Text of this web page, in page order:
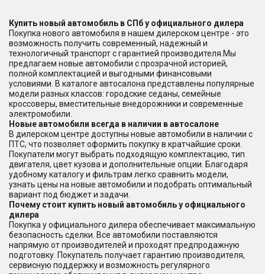
Купить новый автомобиль в СПб у официального дилера
Покупка нового автомобиля в нашем дилерском центре - это
возможность получить современный, надежный и
технологичный транспорт с гарантией производителя.Мы
предлагаем новые автомобили с прозрачной историей,
полной комплектацией и выгодными финансовыми
условиями. В каталоге автосалона представлены популярные
модели разных классов: городские седаны, семейные
кроссоверы, вместительные внедорожники и современные
электромобили.
Новые автомобили всегда в наличии в автосалоне
В дилерском центре доступны новые автомобили в наличии с
ПТС, что позволяет оформить покупку в кратчайшие сроки.
Покупатели могут выбрать подходящую комплектацию, тип
двигателя, цвет кузова и дополнительные опции. Благодаря
удобному каталогу и фильтрам легко сравнить модели,
узнать цены на новые автомобили и подобрать оптимальный
вариант под бюджет и задачи.
Почему стоит купить новый автомобиль у официального
дилера
Покупка у официального дилера обеспечивает максимальную
безопасность сделки. Все автомобили поставляются
напрямую от производителей и проходят предпродажную
подготовку. Покупатель получает гарантию производителя,
сервисную поддержку и возможность регулярного